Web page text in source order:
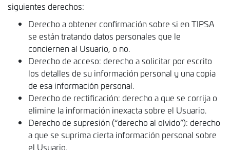
siguientes derechos:
Derecho a obtener confirmación sobre si en TIPSA
se están tratando datos personales que le
conciernen al Usuario, o no.
Derecho de acceso: derecho a solicitar por escrito
los detalles de su información personal y una copia
de esa información personal.
Derecho de rectificación: derecho a que se corrija o
elimine la información inexacta sobre el Usuario.
Derecho de supresión (“derecho al olvido”): derecho
a que se suprima cierta información personal sobre
el Usuario.